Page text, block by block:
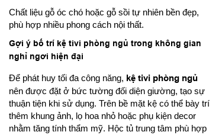
Chất liệu gỗ óc chó hoặc gỗ sồi tự nhiên bền đẹp,
phù hợp nhiều phong cách nội thất.
Gợi ý bố trí kệ tivi phòng ngủ trong không gian
nghỉ ngơi hiện đại
Để phát huy tối đa công năng, kệ tivi phòng ngủ
nên được đặt ở bức tường đối diện giường, tạo sự
thuận tiện khi sử dụng. Trên bề mặt kệ có thể bày trí
thêm khung ảnh, lọ hoa nhỏ hoặc phụ kiện decor
nhằm tăng tính thẩm mỹ. Hộc tủ trung tâm phù hợp